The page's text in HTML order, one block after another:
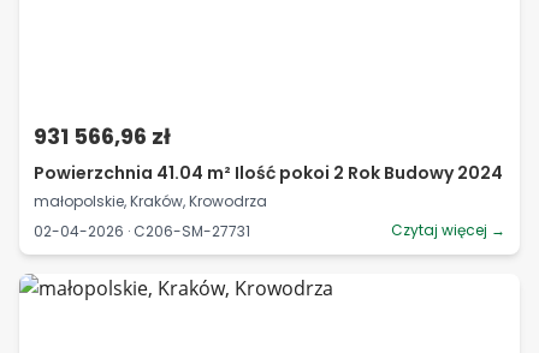
931 566,96 zł
Powierzchnia 41.04 m² Ilość pokoi 2 Rok Budowy 2024
małopolskie, Kraków, Krowodrza
02-04-2026 · C206-SM-27731
Czytaj więcej →